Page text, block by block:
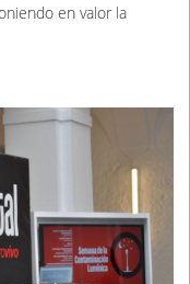
en valor la